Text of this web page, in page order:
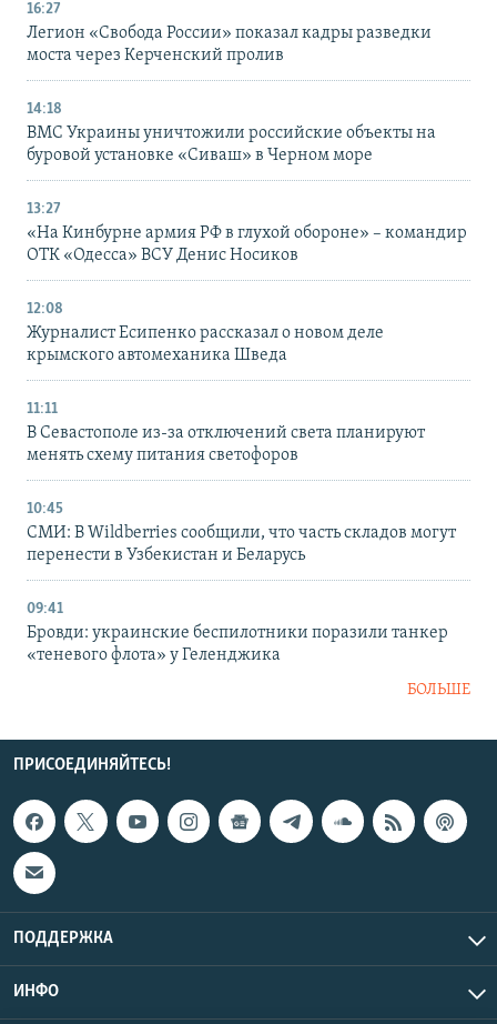
16:27
Легион «Свобода России» показал кадры разведки
моста через Керченский пролив
14:18
ВМС Украины уничтожили российские объекты на
буровой установке «Сиваш» в Черном море
13:27
«На Кинбурне армия РФ в глухой обороне» – командир
ОТК «Одесса» ВСУ Денис Носиков
12:08
Журналист Есипенко рассказал о новом деле
крымского автомеханика Шведа
11:11
В Севастополе из-за отключений света планируют
менять схему питания светофоров
10:45
СМИ: В Wildberries сообщили, что часть складов могут
перенести в Узбекистан и Беларусь
09:41
Бровди: украинские беспилотники поразили танкер
«теневого флота» у Геленджика
БОЛЬШЕ
ПРИСОЕДИНЯЙТЕСЬ!
ПОДДЕРЖКА
ИНФО